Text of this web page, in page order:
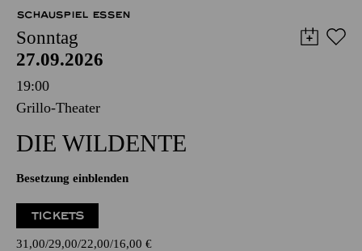
SCHAUSPIEL ESSEN
Sonntag
27.09.2026
19:00
Grillo-Theater
DIE WILDENTE
Besetzung einblenden
TICKETS
31,00 29,00 22,00 16,00 €